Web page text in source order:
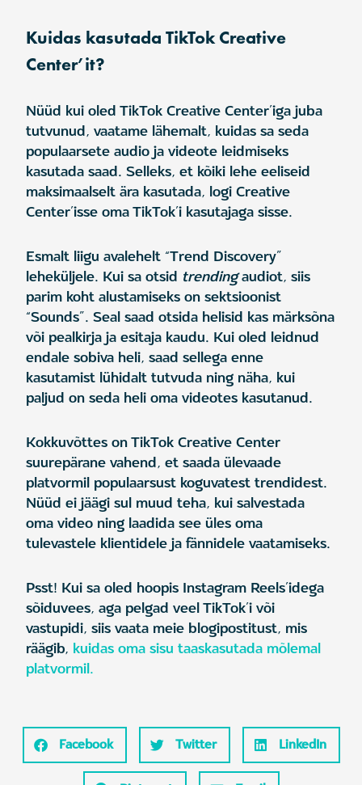
Kuidas kasutada TikTok Creative
Center’it?
Nüüd kui oled TikTok Creative Center’iga juba
tutvunud, vaatame lähemalt, kuidas sa seda
populaarsete audio ja videote leidmiseks
kasutada saad. Selleks, et kõiki lehe eeliseid
maksimaalselt ära kasutada, logi Creative
Center’isse oma TikTok’i kasutajaga sisse.
Esmalt liigu avalehelt “Trend Discovery”
leheküljele. Kui sa otsid trendingaudiot, siis
parim koht alustamiseks on sektsioonist
“Sounds”. Seal saad otsida helisid kas märksõna
või pealkirja ja esitaja kaudu. Kui oled leidnud
endale sobiva heli, saad sellega enne
kasutamist lühidalt tutvuda ning näha, kui
paljud on seda heli oma videotes kasutanud.
Kokkuvõttes on TikTok Creative Center
suurepärane vahend, et saada ülevaade
platvormil populaarsust koguvatest trendidest.
Nüüd ei jäägi sul muud teha, kui salvestada
oma video ning laadida see üles oma
tulevastele klientidele ja fännidele vaatamiseks.
Psst! Kui sa oled hoopis Instagram Reels’idega
sõiduvees, aga pelgad veel TikTok’i või
vastupidi, siis vaata meie blogipostitust, mis
räägib, kuidas oma sisu taaskasutada mõlemal
platvormil.
Facebook Twitter LinkedIn